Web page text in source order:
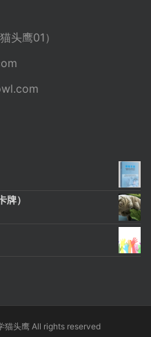
鹰01）
牌）
头鹰 All rights reserved